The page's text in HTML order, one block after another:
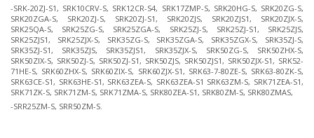
-SRK-20ZJ-S1, SRK10CRV-S, SRK12CR-S4, SRK17ZMP-S, SRK20HG-S, SRK20ZG-S,
SRK20ZGA-S, SRK20ZJ-S, SRK20ZJ-S1, SRK20ZJS, SRK20ZJS1, SRK20ZJX-S,
SRK25QA-S, SRK25ZG-S, SRK25ZGA-S, SRK25ZJ-S, SRK25ZJ-S1, SRK25ZJS,
SRK25ZJS1, SRK25ZJX-S, SRK35ZG-S, SRK35ZGA-S, SRK35ZGX-S, SRK35ZJ-S,
SRK35ZJ-S1, SRK35ZJS, SRK35ZJS1, SRK35ZJX-S, SRK50ZG-S, SRK50ZHX-S,
SRK50ZIX-S, SRK50ZJ-S, SRK50ZJ-S1, SRK50ZJS, SRK50ZJS1, SRK50ZJX-S1, SRK52-
71HE-S, SRK60ZHX-S, SRK60ZIX-S, SRK60ZJX-S1, SRK63-7-80ZE-S, SRK63-80ZK-S,
SRK63CE-S1, SRK63HE-S1, SRK63ZEA-S, SRK63ZEA-S1 SRK63ZM-S, SRK71ZEA-S1,
SRK71ZK-S, SRK71ZM-S, SRK71ZMA-S, SRK80ZEA-S1, SRK80ZM-S, SRK80ZMAS,
-SRR25ZM-S, SRR50ZM-S.